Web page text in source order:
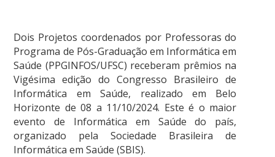
Dois Projetos coordenados por Professoras do
Programa de Pós-Graduação em Informática em
Saúde (PPGINFOS/UFSC) receberam prêmios na
Vigésima edição do Congresso Brasileiro de
Informática em Saúde, realizado em Belo
Horizonte de 08 a 11/10/2024. Este é o maior
evento de Informática em Saúde do país,
organizado pela Sociedade Brasileira de
Informática em Saúde (SBIS).